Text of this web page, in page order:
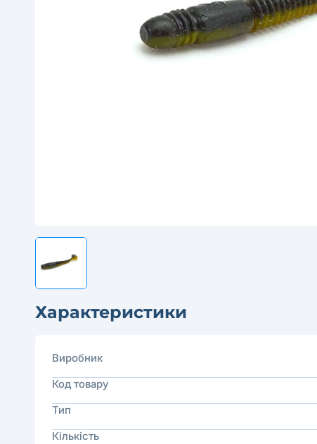
Характеристики
Виробник
Код товару
Тип
Кількість